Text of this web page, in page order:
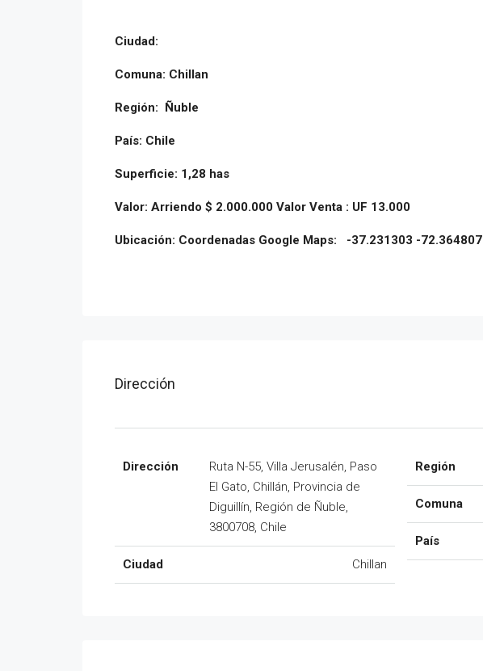
Ciudad:
Comuna: Chillan
Región: Ñuble
País: Chile
Superficie: 1,28 has
Valor: Arriendo $ 2.000.000 Valor Venta : UF 13.000
Ubicación: Coordenadas Google Maps: -37.231303 -72.364807
Dirección
Dirección
Ruta N-55, Villa Jerusalén, Paso
El Gato, Chillán, Provincia de
Diguillín, Región de Ñuble,
3800708, Chile
Ciudad Chillan
Región
Comuna
País